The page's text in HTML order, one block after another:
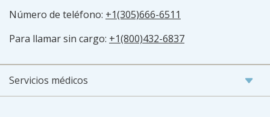
Número de teléfono: +1(305)666-6511
Para llamar sin cargo: +1(800)432-6837
Servicios médicos